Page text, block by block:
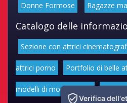
Donne Formose Ragazze
Catalogo delle
Sezione con attrici
attrici porno Portfolio di belle
modelli di moda volgari
Verifica